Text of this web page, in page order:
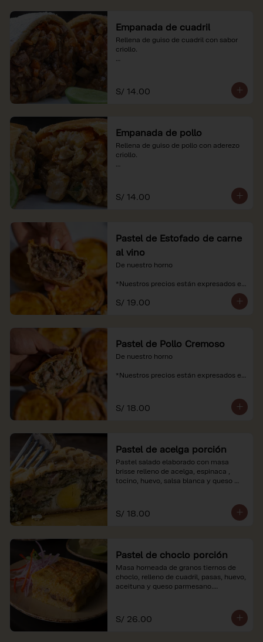
Empanada de cuadril
Rellena de guiso de cuadril con sabor
criollo.
S/ 14.00
Empanada de pollo
Rellena de guiso de pollo con aderezo
criollo.
S/ 14.00
Pastel de Estofado de carne
al vino
De nuestro horno
*Nuestros precios están expresados en
recargo al consumo.
S/ 19.00
Pastel de Pollo Cremoso
De nuestro horno
*Nuestros precios están expresados en
S/ 18.00
Pastel de acelga porción
Pastel salado elaborado con masa
brisse relleno de acelga, espinaca ,
tocino, huevo, salsa blanca y queso
*Nuestros precios están expresados en
soles e incluyen impuestos de ley y
S/ 18.00
Pastel de choclo porción
Masa horneada de granos tiernos de
choclo, relleno de cuadril, pasas, huevo,
aceituna y queso parmesano.
soles e incluyen impuestos de ley y
recargo al consumo.
S/ 26.00